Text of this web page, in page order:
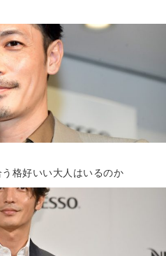
格好いい大人はいるのか